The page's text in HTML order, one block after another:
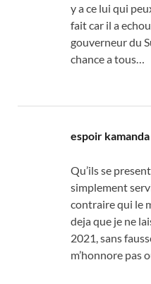
y a ce lui qui
fait car il a
gouverneur du
chance a tous…
espoir kamanda
Qu’ils se
simplement
contraire qui le
deja que je ne
2021, sans
m’honnore pas